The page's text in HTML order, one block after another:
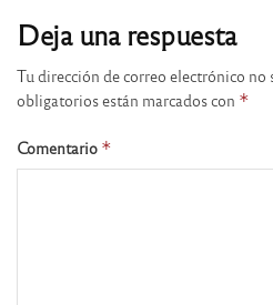
Deja una respuesta
Tu dirección de correo electrónico no
obligatorios están marcados con *
Comentario *